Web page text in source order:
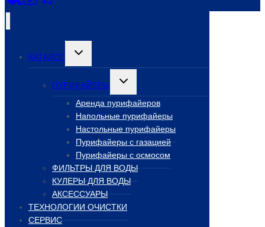
КАТАЛОГ
Переключить
меню
ПУРИФАЙЕРЫ
Переключить
меню
Аренда пурифайеров
Напольные пурифайеры
Настольные пурифайеры
Пурифайеры с газацией
Пурифайеры с осмосом
ФИЛЬТРЫ ДЛЯ ВОДЫ
КУЛЕРЫ ДЛЯ ВОДЫ
АКСЕССУАРЫ
ТЕХНОЛОГИИ ОЧИСТКИ
СЕРВИС